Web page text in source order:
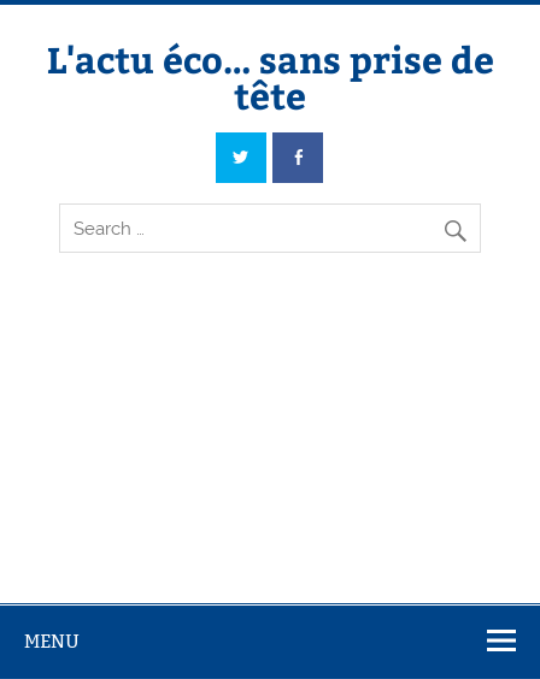
Skip
contentL'actu éco… sans prise de
tête
L'actu éco… sans prise de tête
MENU